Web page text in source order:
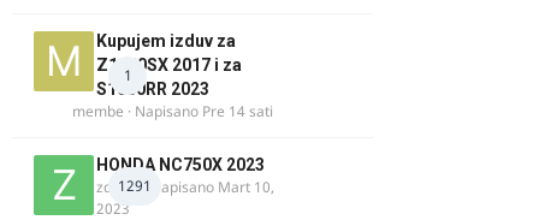
1
Kupujem izduv za
Z1000SX 2017 i za
S1000RR 2023
membe · Napisano Pre 14 sati
1291
HONDA NC750X 2023
zdelija· Napisano Mart 10,
2023